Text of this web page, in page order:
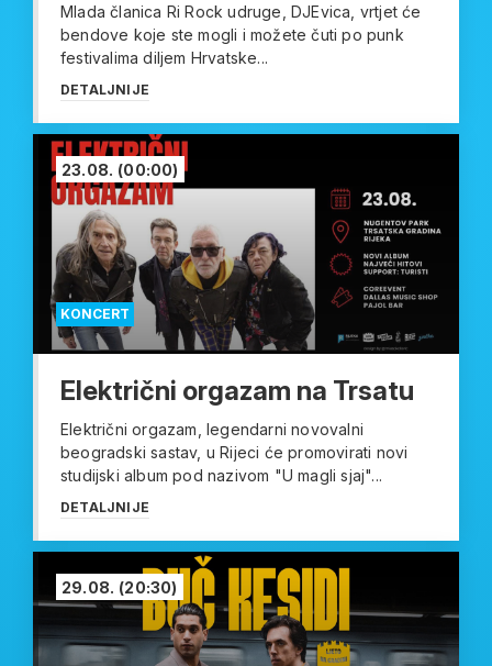
Mlada članica Ri Rock udruge, DJEvica, vrtjet će
bendove koje ste mogli i možete čuti po punk
festivalima diljem Hrvatske...
DETALJNIJE
KONCERT
23.08. (00:00)
Električni orgazam na Trsatu
Električni orgazam, legendarni novovalni
beogradski sastav, u Rijeci će promovirati novi
studijski album pod nazivom "U magli sjaj"...
DETALJNIJE
29.08. (20:30)